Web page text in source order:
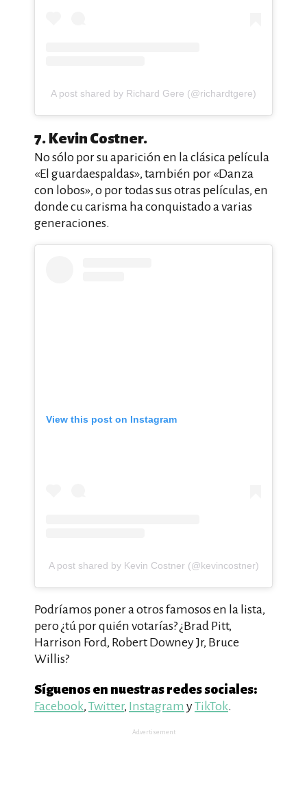
A post shared by Richard Gere (@richardtgere)
7. Kevin Costner.
No sólo por su aparición en la clásica película
«El guardaespaldas», también por «Danza
con lobos», o por todas sus otras películas, en
donde cu carisma ha conquistado a varias
generaciones.
View this post on Instagram
A post shared by Kevin Costner (@kevincostner)
Podríamos poner a otros famosos en la lista,
pero ¿tú por quién votarías? ¿Brad Pitt,
Harrison Ford, Robert Downey Jr, Bruce
Willis?
Síguenos en nuestras redes sociales:
Facebook, Twitter, Instagram yTikTok.
Advertisement